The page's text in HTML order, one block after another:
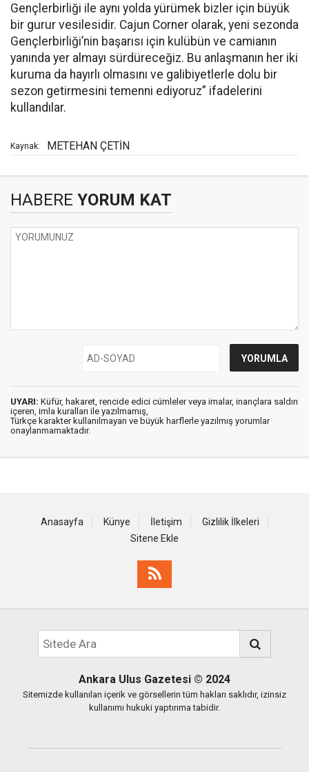
Gençlerbirliği ile aynı yolda yürümek bizler için büyük
bir gurur vesilesidir. Cajun Corner olarak, yeni sezonda
Gençlerbirliği’nin başarısı için kulübün ve camianın
yanında yer almayı sürdüreceğiz. Bu anlaşmanın her iki
kuruma da hayırlı olmasını ve galibiyetlerle dolu bir
sezon getirmesini temenni ediyoruz” ifadelerini
kullandılar.
Kaynak: METEHAN ÇETİN
HABERE YORUM KAT
UYARI: Küfür, hakaret, rencide edici cümleler veya imalar, inançlara saldırı
içeren, imla kuralları ile yazılmamış,
Türkçe karakter kullanılmayan ve büyük harflerle yazılmış yorumlar
onaylanmamaktadır.
Anasayfa Künye İletişim
Gizlilik İlkeleri
Sitene Ekle
Ankara Ulus Gazetesi © 2024
Sitemizde kullanılan içerik ve görsellerin tüm hakları saklıdır, izinsiz
kullanımı hukuki yaptırıma tabidir.